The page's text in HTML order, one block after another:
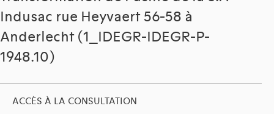
Indusac rue Heyvaert 56-58 à
Anderlecht (1_IDEGR-IDEGR-P-
1948.10)
ACCÈS À LA CONSULTATION